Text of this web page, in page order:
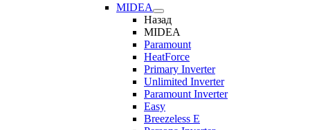
MIDEA
Назад
MIDEA
Paramount
HeatForce
Primary Inverter
Unlimited Inverter
Paramount Inverter
Easy
Breezeless E